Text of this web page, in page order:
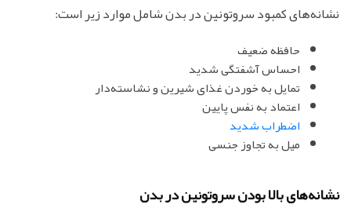
نشانه‌های کمبود سروتونین در بدن شامل موارد زیر است:
حافظه ضعیف
احساس آشفتگی شدید
تمایل به خوردن غذای شیرین و نشاسته‌دار
اعتماد به نفس پایین
اضطراب شدید
میل به تجاوز جنسی
نشانه‌های بالا بودن سروتونین در بدن